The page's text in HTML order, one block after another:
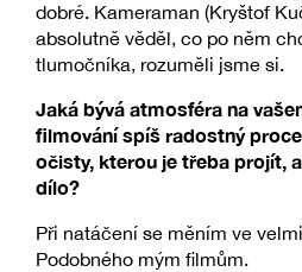
dobré. Kameraman (Kryštof
absolutně věděl, co po něm
tlumočníka, rozuměli jsme si.
Jaká bývá atmosféra na
filmování spíš radostný
očisty, kterou je třeba projít,
dílo?
Při natáčení se měním ve
Podobného mým filmům.